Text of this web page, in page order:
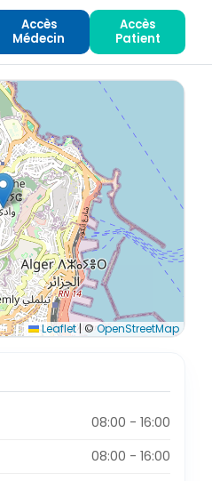
Accès
Médecin
Accès
Patient
Leaflet|©OpenStreetMap
08:00 - 16:00
08:00 - 16:00